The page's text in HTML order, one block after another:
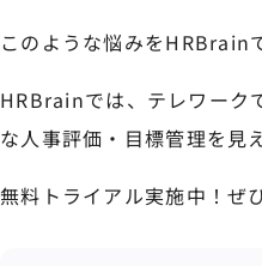
このような悩みをHRBrain
HRBrainでは、テレワーク
な人事評価・目標管理を見
無料トライアル実施中！ぜ